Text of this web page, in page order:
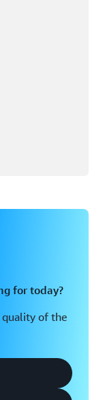
for today?
quality of the